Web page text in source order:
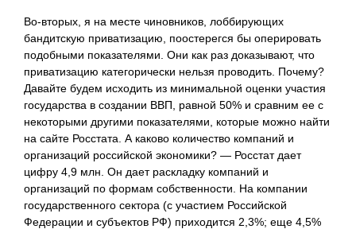
Во-вторых, я на месте чиновников, лоббирующих
бандитскую приватизацию, поостерегся бы оперировать
подобными показателями. Они как раз доказывают, что
приватизацию категорически нельзя проводить. Почему?
Давайте будем исходить из минимальной оценки участия
государства в создании ВВП, равной 50% и сравним ее с
некоторыми другими показателями, которые можно найти
на сайте Росстата. А каково количество компаний и
организаций российской экономики? — Росстат дает
цифру 4,9 млн. Он дает раскладку компаний и
организаций по формам собственности. На компании
государственного сектора (с участием Российской
Федерации и субъектов РФ) приходится 2,3%; еще 4,5%